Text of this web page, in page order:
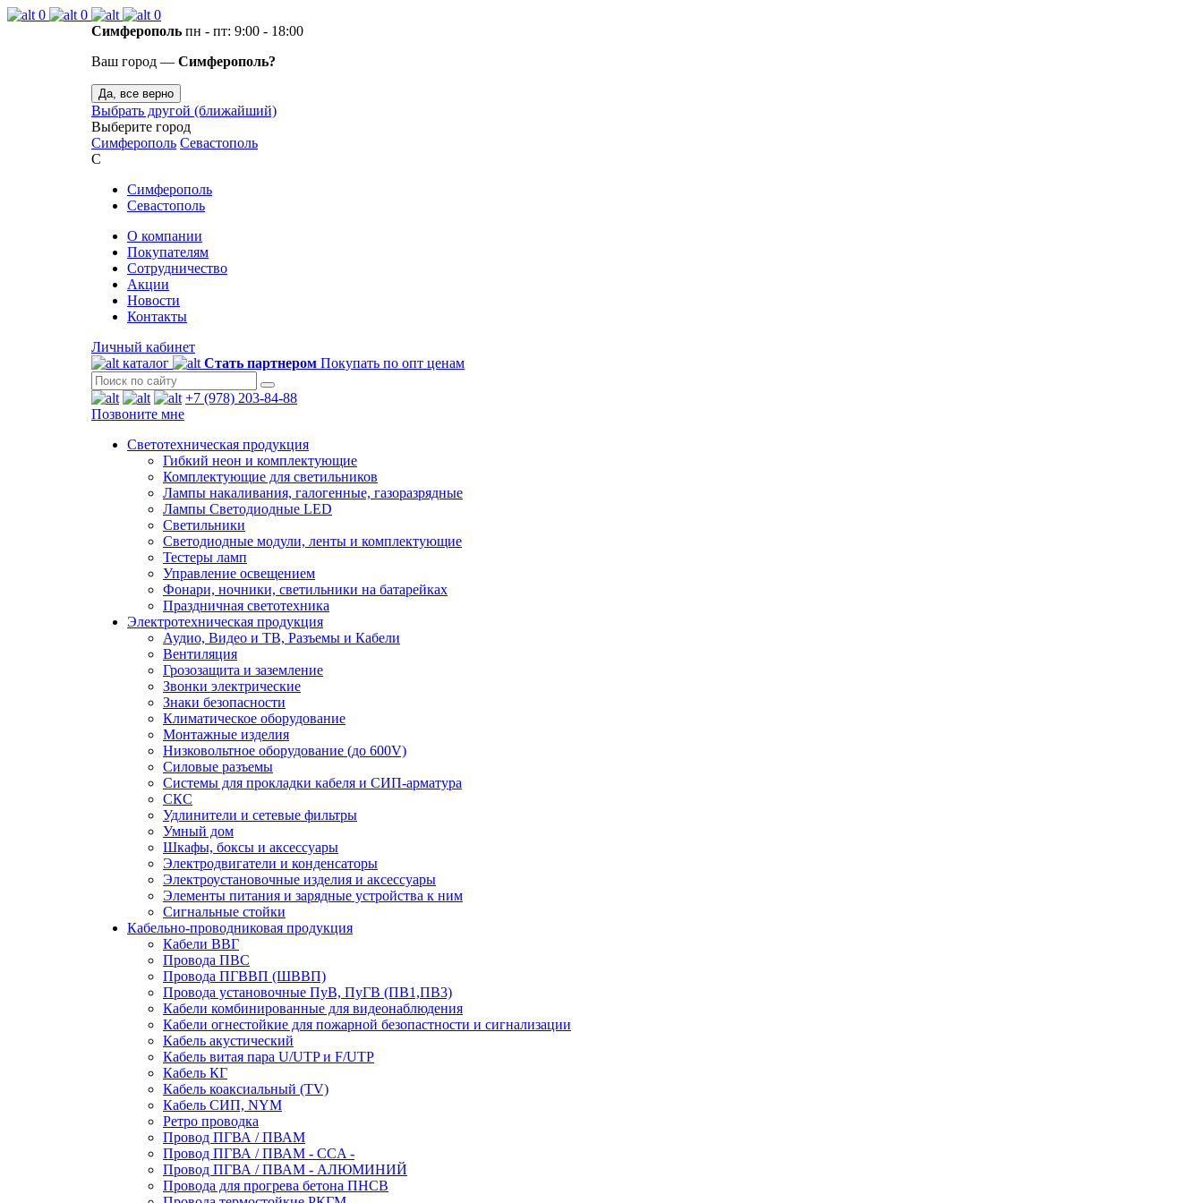
0 0
0
Симферополь пн - пт: 9:00 - 18:00
Ваш город — Симферополь?
Да, все верно
Выбрать другой (ближайший)
Выберите город
Симферополь Севастополь
С
Симферополь
Севастополь
О компании
Покупателям
Сотрудничество
Акции
Новости
Контакты
Личный кабинет
каталог
Стать партнером Покупать по опт ценам
+7 (978) 203-84-88
Позвоните мне
Светотехническая продукция
Гибкий неон и комплектующие
Комплектующие для светильников
Лампы накаливания, галогенные, газоразрядные
Лампы Светодиодные LED
Светильники
Светодиодные модули, ленты и комплектующие
Тестеры ламп
Управление освещением
Фонари, ночники, светильники на батарейках
Праздничная светотехника
Электротехническая продукция
Аудио, Видео и ТВ, Разъемы и Кабели
Вентиляция
Грозозащита и заземление
Звонки электрические
Знаки безопасности
Климатическое оборудование
Монтажные изделия
Низковольтное оборудование (до 600V)
Силовые разъемы
Системы для прокладки кабеля и СИП-арматура
СКС
Удлинители и сетевые фильтры
Умный дом
Шкафы, боксы и аксессуары
Электродвигатели и конденсаторы
Электроустановочные изделия и аксессуары
Элементы питания и зарядные устройства к ним
Сигнальные стойки
Кабельно-проводниковая продукция
Кабели ВВГ
Провода ПВС
Провода ПГВВП (ШВВП)
Провода установочные ПуВ, ПуГВ (ПВ1,ПВ3)
Кабели комбинированные для видеонаблюдения
Кабели огнестойкие для пожарной безопастности и сигнализации
Кабель акустический
Кабель витая пара U/UTP и F/UTP
Кабель КГ
Кабель коаксиальный (TV)
Кабель СИП, NYM
Ретро проводка
Провод ПГВА / ПВАМ
Провод ПГВА / ПВАМ - CCA -
Провод ПГВА / ПВАМ - АЛЮМИНИЙ
Провода для прогрева бетона ПНСВ